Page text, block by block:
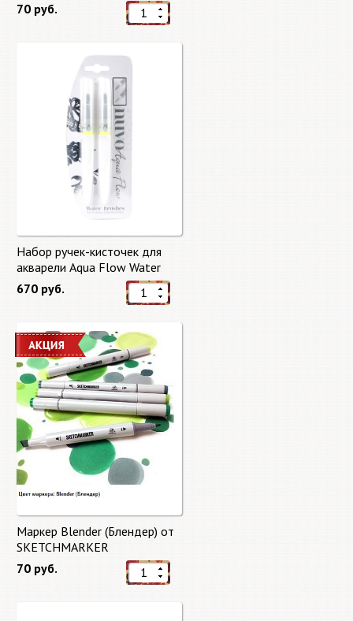
70 руб.
Набор ручек-кисточек для
акварели Aqua Flow Water
Brushes
670 руб.
Маркер Blender (Блендер) от
SKETCHMARKER
70 руб.